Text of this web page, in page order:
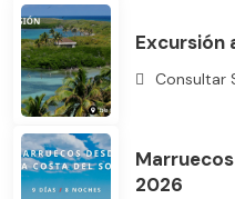
Excursión
Consultar
2026